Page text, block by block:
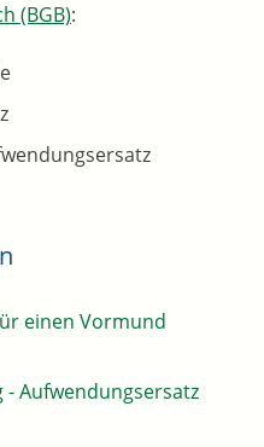
(BGB):
einen Vormund
Aufwendungsersatz